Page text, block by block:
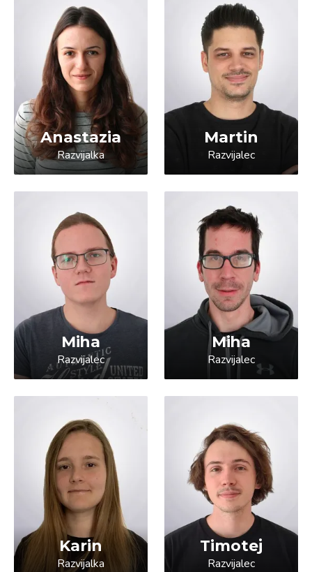
Anastazia
Razvijalka
Martin
Razvijalec
Miha
Razvijalec
Miha
Razvijalec
Karin
Razvijalka
Timotej
Razvijalec